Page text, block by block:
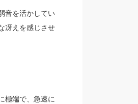
音を活かしてい
冴えを感じさせ
極端で、急速に